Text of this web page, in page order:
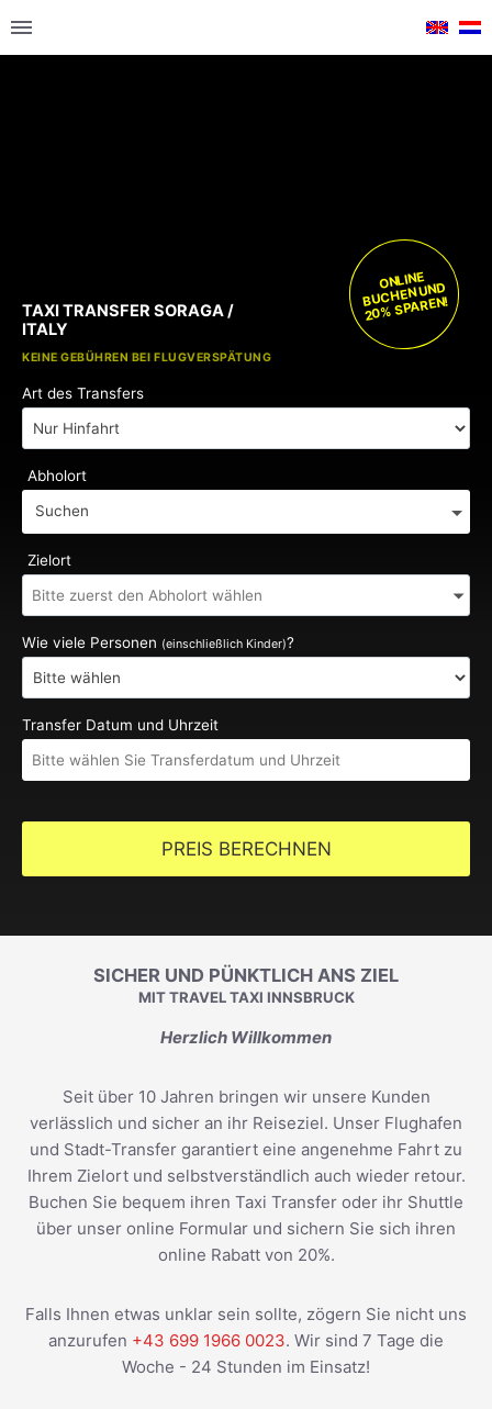
KOSTENLOSE KINDERSITZE
KEINE GEBÜHREN BEI FLUGVERSPÄTUNG
TAXI TRANSFER SORAGA /
ITALY
ONLINE
BUCHEN UND
20% SPAREN!
Art des Transfers
Abholort
Suchen
Zielort
Wie viele Personen (einschließlich Kinder)?
Transfer Datum und Uhrzeit
PREIS BERECHNEN
SICHER UND PÜNKTLICH ANS ZIEL
MIT TRAVEL TAXI INNSBRUCK
Herzlich Willkommen
Seit über 10 Jahren bringen wir unsere Kunden
verlässlich und sicher an ihr Reiseziel. Unser Flughafen
und Stadt-Transfer garantiert eine angenehme Fahrt zu
Ihrem Zielort und selbstverständlich auch wieder retour.
Buchen Sie bequem ihren Taxi Transfer oder ihr Shuttle
über unser online Formular und sichern Sie sich ihren
online Rabatt von 20%.
Falls Ihnen etwas unklar sein sollte, zögern Sie nicht uns
anzurufen +43 699 1966 0023. Wir sind 7 Tage die
Woche - 24 Stunden im Einsatz!